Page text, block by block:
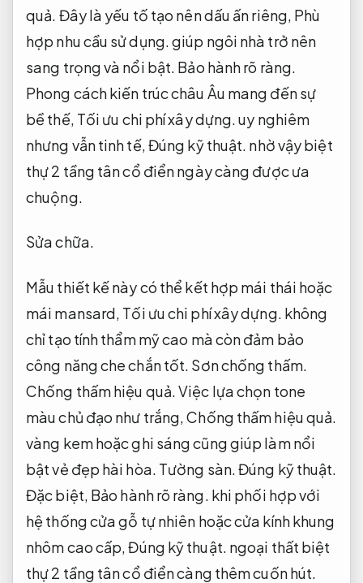
quả. Đây là yếu tố tạo nên dấu ấn riêng, Phù
hợp nhu cầu sử dụng.giúp ngôi nhà trở nên
sang trọng và nổi bật. Bảo hành rõ ràng.
Phong cách kiến trúc châu Âu mang đến sự
bề thế, Tối ưu chi phí xây dựng.uy nghiêm
nhưng vẫn tinh tế,Đúng kỹ thuật. nhờ vậy biệt
thự 2 tầng tân cổ điển ngày càng được ưa
chuộng.
Sửa chữa.
Mẫu thiết kế này có thể kết hợp mái thái hoặc
mái mansard, Tối ưu chi phí xây dựng. không
chỉ tạo tính thẩm mỹ cao mà còn đảm bảo
công năng che chắn tốt. Sơn chống thấm.
Chống thấm hiệu quả.Việc lựa chọn tone
màu chủ đạo như trắng,Chống thấm hiệu quả.
vàng kem hoặc ghi sáng cũng giúp làm nổi
bật vẻ đẹp hài hòa. Tường sàn.Đúng kỹ thuật.
Đặc biệt, Bảo hành rõ ràng. khi phối hợp với
hệ thống cửa gỗ tự nhiên hoặc cửa kính khung
nhôm cao cấp,Đúng kỹ thuật. ngoại thất biệt
thự 2 tầng tân cổ điển càng thêm cuốn hút.